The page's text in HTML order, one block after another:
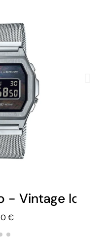
- Vintage
€